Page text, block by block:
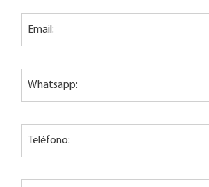
Email:
Whatsapp:
Teléfono: